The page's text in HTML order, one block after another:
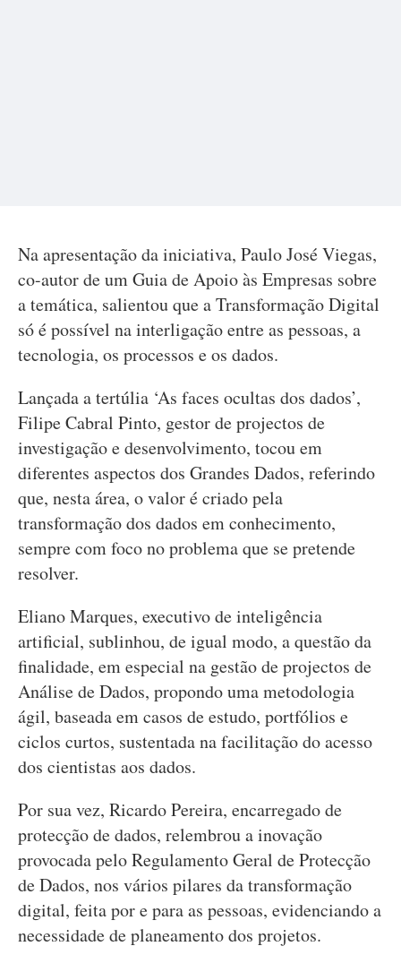
Na apresentação da iniciativa, Paulo José Viegas,
co-autor de um Guia de Apoio às Empresas sobre
a temática, salientou que a Transformação Digital
só é possível na interligação entre as pessoas, a
tecnologia, os processos e os dados.
Lançada a tertúlia ‘As faces ocultas dos dados’,
Filipe Cabral Pinto, gestor de projectos de
investigação e desenvolvimento, tocou em
diferentes aspectos dos Grandes Dados, referindo
que, nesta área, o valor é criado pela
transformação dos dados em conhecimento,
sempre com foco no problema que se pretende
resolver.
Eliano Marques, executivo de inteligência
artificial, sublinhou, de igual modo, a questão da
finalidade, em especial na gestão de projectos de
Análise de Dados, propondo uma metodologia
ágil, baseada em casos de estudo, portfólios e
ciclos curtos, sustentada na facilitação do acesso
dos cientistas aos dados.
Por sua vez, Ricardo Pereira, encarregado de
protecção de dados, relembrou a inovação
provocada pelo Regulamento Geral de Protecção
de Dados, nos vários pilares da transformação
digital, feita por e para as pessoas, evidenciando a
necessidade de planeamento dos projetos.